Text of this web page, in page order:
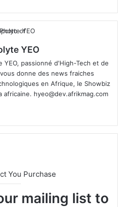
YEO
YEO, passionné d'High-Tech et de
donne des news fraiches
en Afrique, le Showbiz
africaine. hyeo@dev.afrikmag.com
te
You Purchase
mailing list to